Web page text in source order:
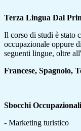
Terza Lingua Dal
Il corso di studi è stato
occupazionale oppure
seguenti lingue, oltre
Francese, Spagnolo,
Sbocchi
- Marketing turistico